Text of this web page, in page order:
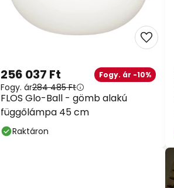
FLOS Glo-Ball - gömb alakú
függőlámpa 45 cm
256 037 Ft Fogy. ár -10%
Fogy. ár284 485 Ft
Raktáron